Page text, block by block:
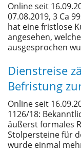
Online seit
07.08.2019, 3 Ca
hat eine fristlose
angesehen,
ausgesprochen
Dienstreise
Befristung
Online seit
1126/18:
äußerst formales
Stolpersteine für
wurde einmal